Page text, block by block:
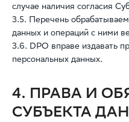
случае наличия согласия
3.5. Перечень
данных и операций с ними
3.6. DPO вправе издавать
персональных данных.
4. ПРАВА И
СУБЪЕКТА